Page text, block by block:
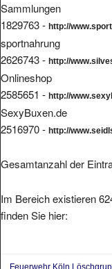
Sammlungen
1829763 - http://
sportnahrung
2626743 - http://
Onlineshop
2585651 - http://
SexyBuxen.de
2516970 - http://
Gesamtanzahl der
Im Bereich existieren
finden Sie hier:
Feuerwehr Köln